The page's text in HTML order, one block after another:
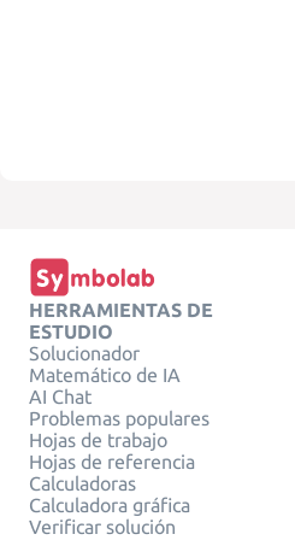
HERRAMIENTAS DE
ESTUDIO
Solucionador
Matemático de IA
AI Chat
Problemas populares
Hojas de trabajo
Hojas de referencia
Calculadoras
Calculadora gráfica
Verificar solución